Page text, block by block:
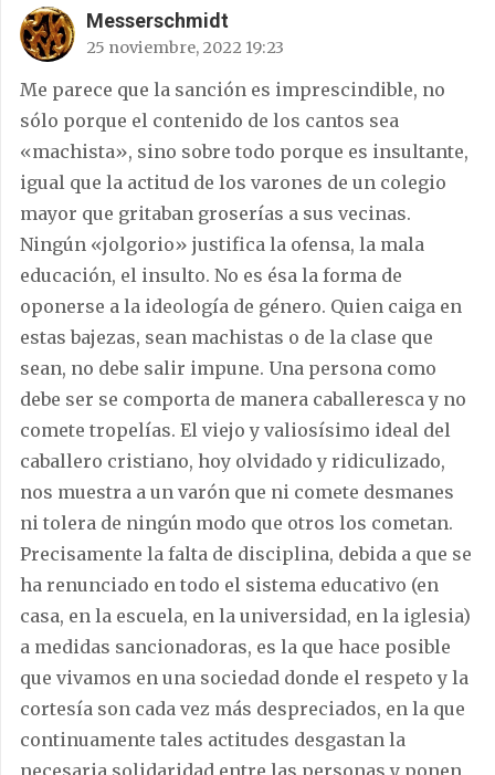
Messerschmidt
25 noviembre, 2022 19:23
Me parece que la sanción es imprescindible, no
sólo porque el contenido de los cantos sea
«machista», sino sobre todo porque es insultante,
igual que la actitud de los varones de un colegio
mayor que gritaban groserías a sus vecinas.
Ningún «jolgorio» justifica la ofensa, la mala
educación, el insulto. No es ésa la forma de
oponerse a la ideología de género. Quien caiga en
estas bajezas, sean machistas o de la clase que
sean, no debe salir impune. Una persona como
debe ser se comporta de manera caballeresca y no
comete tropelías. El viejo y valiosísimo ideal del
caballero cristiano, hoy olvidado y ridiculizado,
nos muestra a un varón que ni comete desmanes
ni tolera de ningún modo que otros los cometan.
Precisamente la falta de disciplina, debida a que se
ha renunciado en todo el sistema educativo (en
casa, en la escuela, en la universidad, en la iglesia)
a medidas sancionadoras, es la que hace posible
que vivamos en una sociedad donde el respeto y la
cortesía son cada vez más despreciados, en la que
continuamente tales actitudes desgastan la
necesaria solidaridad entre las personas y ponen